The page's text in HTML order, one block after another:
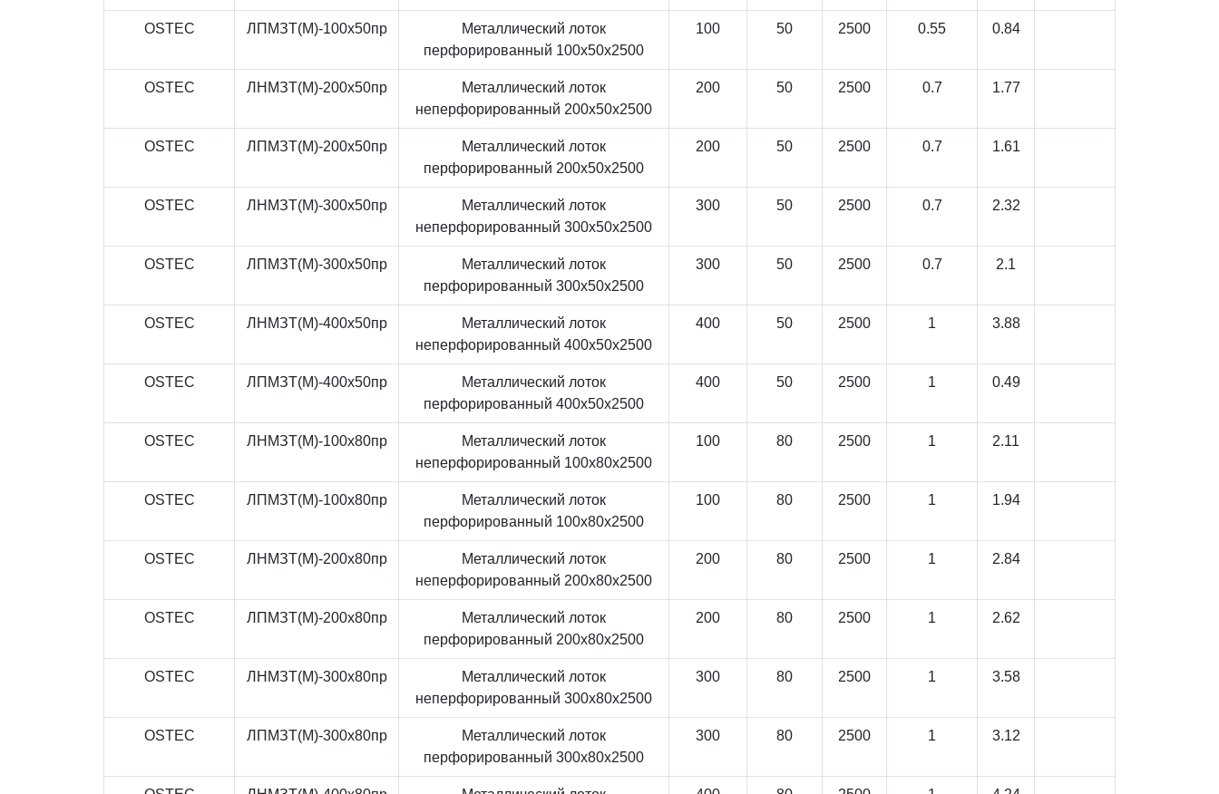
OSTEC ЛПМЗТ(М)-100x50пр
Металлический лоток
перфорированный 100x50x2500
100 50 2500 0.55 0.84
OSTEC ЛНМЗТ(М)-200x50пр
Металлический лоток
неперфорированный 200x50x2500
200 50 2500 0.7 1.77
OSTEC ЛПМЗТ(М)-200x50пр
Металлический лоток
перфорированный 200x50x2500
200 50 2500 0.7 1.61
OSTEC ЛНМЗТ(М)-300x50пр
Металлический лоток
неперфорированный 300x50x2500
300 50 2500 0.7 2.32
OSTEC ЛПМЗТ(М)-300x50пр
Металлический лоток
перфорированный 300x50x2500
300 50 2500 0.7 2.1
OSTEC ЛНМЗТ(М)-400x50пр
Металлический лоток
неперфорированный 400x50x2500
400 50 2500 1 3.88
OSTEC ЛПМЗТ(М)-400x50пр
Металлический лоток
перфорированный 400x50x2500
400 50 2500 1 0.49
OSTEC ЛНМЗТ(М)-100x80пр
Металлический лоток
неперфорированный 100x80x2500
100 80 2500 1 2.11
OSTEC ЛПМЗТ(М)-100x80пр
Металлический лоток
перфорированный 100x80x2500
100 80 2500 1 1.94
OSTEC ЛНМЗТ(М)-200x80пр
Металлический лоток
неперфорированный 200x80x2500
200 80 2500 1 2.84
OSTEC ЛПМЗТ(М)-200x80пр
Металлический лоток
перфорированный 200x80x2500
200 80 2500 1 2.62
OSTEC ЛНМЗТ(М)-300x80пр
Металлический лоток
неперфорированный 300x80x2500
300 80 2500 1 3.58
OSTEC ЛПМЗТ(М)-300x80пр
Металлический лоток
перфорированный 300x80x2500
300 80 2500 1 3.12